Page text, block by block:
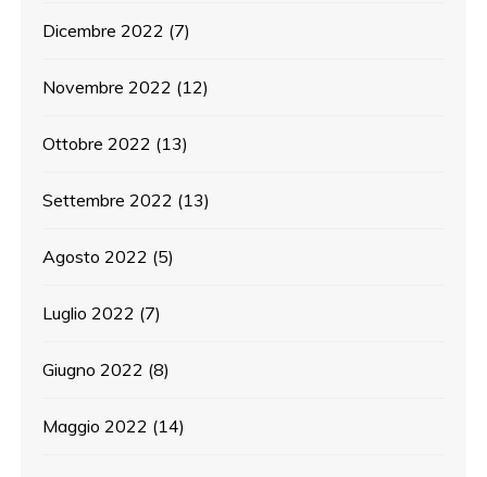
Dicembre 2022 (7)
Novembre 2022 (12)
Ottobre 2022 (13)
Settembre 2022 (13)
Agosto 2022 (5)
Luglio 2022 (7)
Giugno 2022 (8)
Maggio 2022 (14)